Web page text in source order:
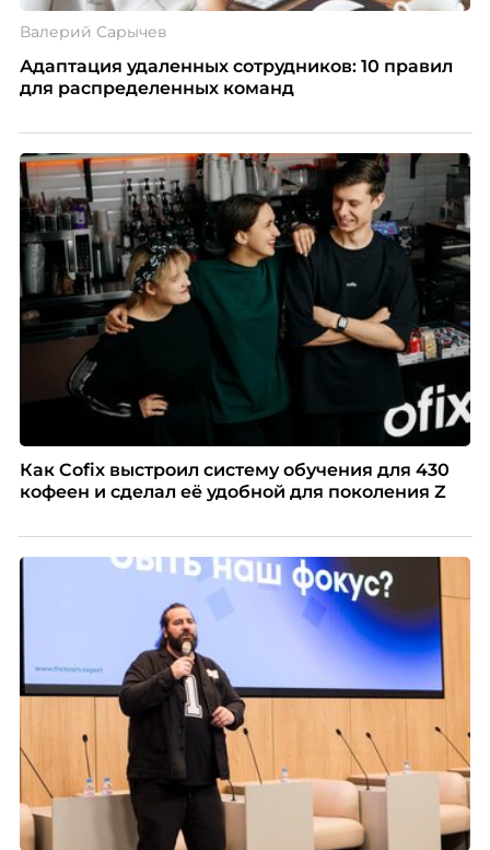
Валерий Сарычев
Адаптация удаленных сотрудников: 10 правил
для распределенных команд
Как Cofix выстроил систему обучения для 430
кофеен и сделал её удобной для поколения Z